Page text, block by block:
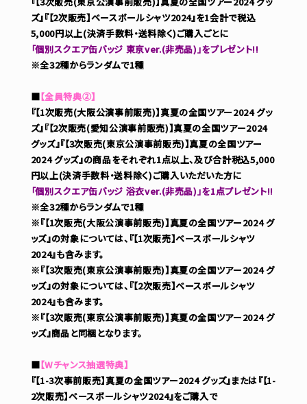
ズ』『【2次販売】ベースボールシャツ2024』を1会計で税込
5,000円以上(決済手数料・送料除く)ご購入ごとに
「個別スクエア缶バッジ 東京ver.(非売品)」をプレゼント!!
※全32種からランダムで1種
■【全員特典②】
『【1次販売(大阪公演事前販売)】真夏の全国ツアー2024 グッ
ズ』『【2次販売(愛知公演事前販売)】真夏の全国ツアー2024
グッズ』『【3次販売(東京公演事前販売)】真夏の全国ツアー
2024 グッズ』の商品をそれぞれ1点以上、及び合計税込5,000
円以上(決済手数料・送料除く)ご購入いただいた方に
「個別スクエア缶バッジ 浴衣ver.(非売品)」を1点プレゼント!!
※全32種からランダムで1種
※『【1次販売(大阪公演事前販売)】真夏の全国ツアー2024 グ
ッズ』の対象については、『【1次販売】ベースボールシャツ
2024』も含みます。
※『【3次販売(東京公演事前販売)】真夏の全国ツアー2024 グ
ッズ』の対象については、『【2次販売】ベースボールシャツ
2024』も含みます。
※『【3次販売(東京公演事前販売)】真夏の全国ツアー2024 グ
ッズ』商品と同梱となります。
■【Wチャンス抽選特典】
『【1-3次事前販売】真夏の全国ツアー2024 グッズ』または『【1-
2次販売】ベースボールシャツ2024』をご購入で